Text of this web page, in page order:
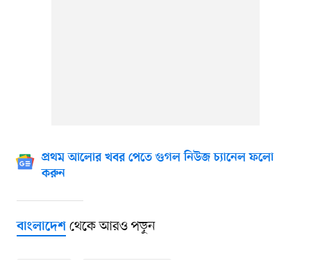
প্রথম আলোর খবর পেতে গুগল নিউজ চ্যানেল ফলো
করুন
বাংলাদেশথেকে আরও পড়ুন